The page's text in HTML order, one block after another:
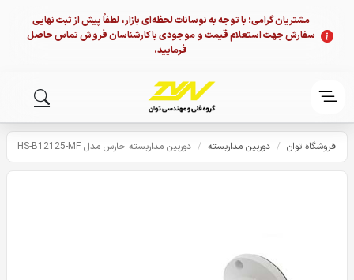
مشتریان گرامی؛ با توجه به نوسانات لحظه‌ای بازار، لطفاً پیش از ثبت نهایی
سفارش جهت استعلام قیمت و موجودی با کارشناسان فروش تماس حاصل
فرمایید.
فروشگاه توان / دوربین مداربسته / دوربین مداربسته حارس مدل HS-B12125-MF